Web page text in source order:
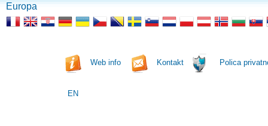
Europa
Web info Kontakt Polica
EN